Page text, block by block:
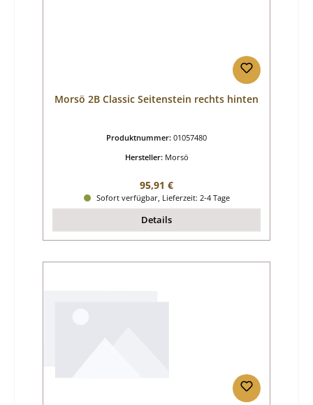
Morsö 2B Classic Seitenstein rechts hinten
Produktnummer: 01057480
Hersteller: Morsö
Regulärer Preis:
95,91 €
Sofort verfügbar, Lieferzeit: 2-4 Tage
Details